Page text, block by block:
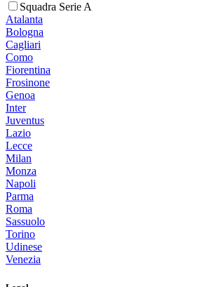
Squadra Serie A
Atalanta
Bologna
Cagliari
Como
Fiorentina
Frosinone
Genoa
Inter
Juventus
Lazio
Lecce
Milan
Monza
Napoli
Parma
Roma
Sassuolo
Torino
Udinese
Venezia